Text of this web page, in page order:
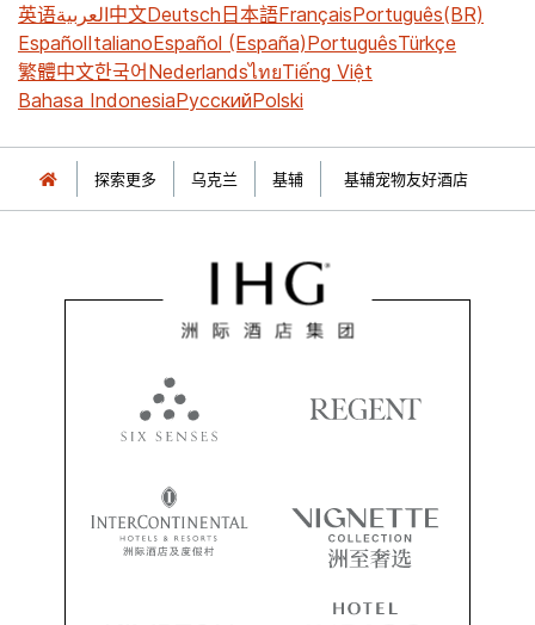
英语العربية中文Deutsch日本語FrançaisPortuguês(BR)
EspañolItalianoEspañol (España)PortuguêsTürkçe
繁體中文한국어NederlandsไทยTiếng Việt
Bahasa IndonesiaРусскийPolski
探索更多 乌克兰 基辅 基辅宠物友好酒店